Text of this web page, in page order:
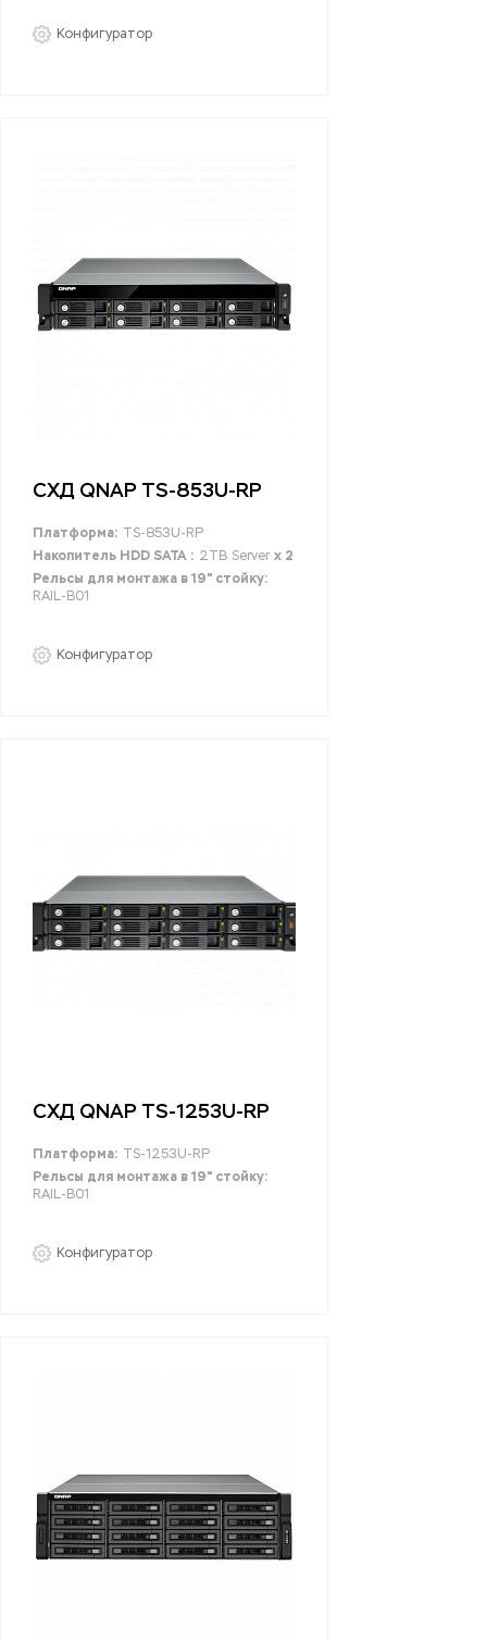
Конфигуратор
СХД QNAP TS-853U-RP
Платформа: TS-853U-RP
Накопитель HDD SATA : 2TB Server x 2
Рельсы для монтажа в 19" стойку:
RAIL-B01
Конфигуратор
СХД QNAP TS-1253U-RP
Платформа: TS-1253U-RP
Рельсы для монтажа в 19" стойку:
RAIL-B01
Конфигуратор